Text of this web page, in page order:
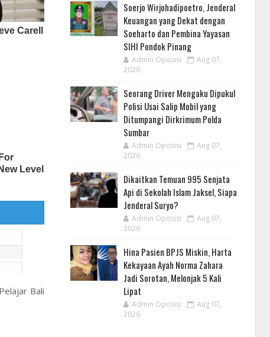
Bali
Soerjo Wirjohadipoetro, Jenderal
Keuangan yang Dekat dengan
Soeharto dan Pembina Yayasan
SIHI Pondok Pinang
Admin Oposisi
Aug 07,
2026
Seorang Driver Mengaku Dipukul
Polisi Usai Salip Mobil yang
Ditumpangi Dirkrimum Polda
Sumbar
Admin Oposisi
Aug 07,
2026
Dikaitkan Temuan 995 Senjata
Api di Sekolah Islam Jaksel, Siapa
Jenderal Suryo?
Admin Oposisi
Aug 07,
2026
Hina Pasien BPJS Miskin, Harta
Kekayaan Ayah Norma Zahara
Jadi Sorotan, Melonjak 5 Kali
Lipat
Admin Oposisi
Aug 07,
2026